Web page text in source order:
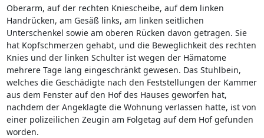
Oberarm, auf der rechten Kniescheibe, auf dem linken
Handrücken, am Gesäß links, am linken seitlichen
Unterschenkel sowie am oberen Rücken davon getragen. Sie
hat Kopfschmerzen gehabt, und die Beweglichkeit des rechten
Knies und der linken Schulter ist wegen der Hämatome
mehrere Tage lang eingeschränkt gewesen. Das Stuhlbein,
welches die Geschädigte nach den Feststellungen der Kammer
aus dem Fenster auf den Hof des Hauses geworfen hat,
nachdem der Angeklagte die Wohnung verlassen hatte, ist von
einer polizeilichen Zeugin am Folgetag auf dem Hof gefunden
worden.